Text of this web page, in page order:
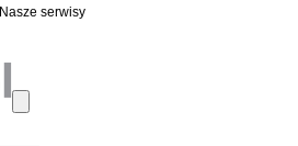
Nasze serwisy